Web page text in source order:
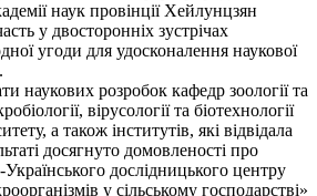
наук провінції Хейлунцзян
у двосторонніх зустрічах
угоди для удосконалення наукової
наукових розробок кафедр зоології та
вірусології та біотехнології
а також інститутів, які відвідала
досягнуто домовленості про
дослідницького центру
у сільському господарстві»